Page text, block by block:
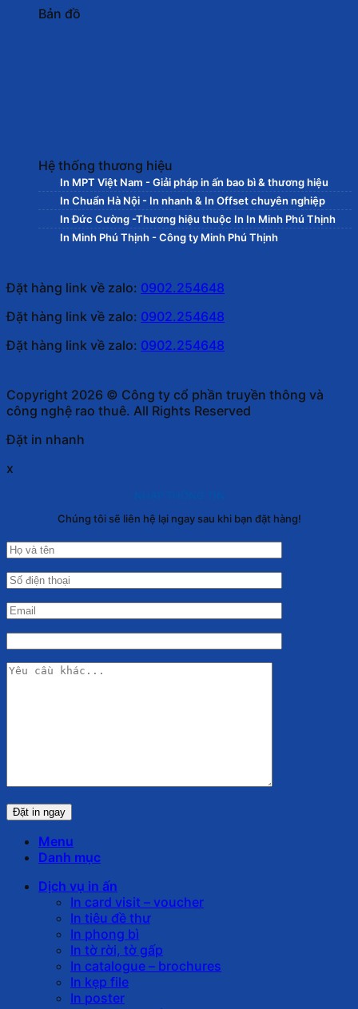
Bản đồ
Hệ thống thương hiệu
In MPT Việt Nam - Giải pháp in ấn bao bì & thương hiệu
In Chuẩn Hà Nội - In nhanh & In Offset chuyên nghiệp
In Đức Cường -Thương hiệu thuộc In In Minh Phú Thịnh
In Minh Phú Thịnh - Công ty Minh Phú Thịnh
Đặt hàng link về zalo: 0902.254648
Đặt hàng link về zalo: 0902.254648
Đặt hàng link về zalo: 0902.254648
Copyright 2026 © Công ty cổ phần truyền thông và
công nghệ rao thuê. All Rights Reserved
Đặt in nhanh
x
Chúng tôi sẽ liên hệ lại ngay sau khi bạn đặt hàng!
Menu
Danh mục
Dịch vụ in ấn
In card visit – voucher
In tiêu đề thư
In phong bì
In tờ rời, tờ gấp
In catalogue – brochures
In kẹp file
In poster